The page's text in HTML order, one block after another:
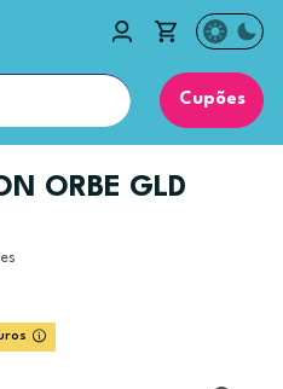
Cupões
ORBE GLD